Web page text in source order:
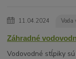
11.04.2024 Voda
Záhradné
Vodovodné stĺpiky